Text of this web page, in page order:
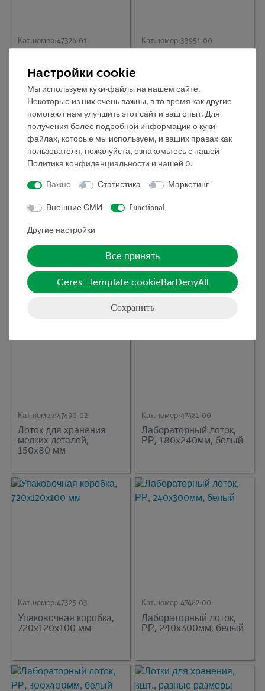
Кат.номер:47326-01 Кат.номер:33951-00
Кат.номер:54095-01
Пластиковый поддон
для тележки с 4-мя
полками
Чашечки для
взвешивания, 500 шт.
Кат.номер:47490-02
Лоток для хранения
мелких деталей,
150x80 мм
Кат.номер:47481-00
Лабораторный лоток,
РР, 180x240мм, белый
Кат.номер:47325-03
Упаковочная коробка,
720x120x100 мм
Кат.номер:47482-00
Лабораторный лоток,
РР, 240x300мм, белый
Настройки cookie
Мы используем куки-файлы на нашем сайте.
Некоторые из них очень важны, в то время как другие
помогают нам улучшить этот сайт и ваш опыт. Для
получения более подробной информации о куки-
файлах, которые мы используем, и ваших правах как
пользователя, пожалуйста, ознакомьтесь с нашей
Политика конфиденциальности и нашей 0.
Важно Статистика Маркетинг
Внешние СМИ Functional
Другие настройки
Все принять
Ceres::Template.cookieBarDenyAll
Сохранить